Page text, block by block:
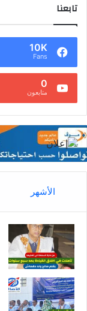
تابعنا
10K
Fans
0
متابعون
الأشهر